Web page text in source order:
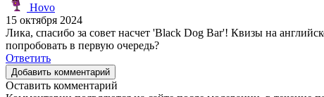
Hovo
15 октября 2024
Лика, спасибо за совет насчет 'Black Dog Bar'! Квизы на
попробовать в первую очередь?
Ответить
Добавить комментарий
Оставить комментарий